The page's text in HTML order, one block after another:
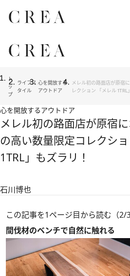
ト
ッ
プ
ライフス
タイル
心を開放する
アウトドア
メレル初の路面店が原宿
レクション 「メレル 1TRL
心を開放するアウトドア
メレル初の路面店が原宿
の高い数量限定コレクシ
1TRL」もズラリ！
石川博也
この記事を1ページ目から読む（2/3
間伐材のベンチで自然に触れる